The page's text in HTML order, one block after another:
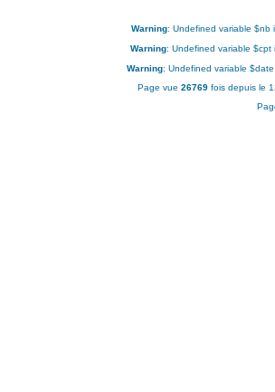
Warning: Undefined variable $nb
Warning: Undefined variable $cpt
Warning: Undefined variable
Page vue 26769 fois depuis le